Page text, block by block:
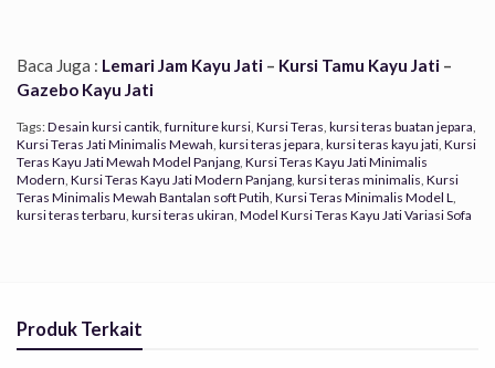
Baca Juga : Lemari Jam Kayu Jati – Kursi Tamu Kayu Jati –
Gazebo Kayu Jati
Tags:Desain kursi cantik, furniture kursi, Kursi Teras, kursi teras buatan jepara,
Kursi Teras Jati Minimalis Mewah, kursi teras jepara, kursi teras kayu jati, Kursi
Teras Kayu Jati Mewah Model Panjang, Kursi Teras Kayu Jati Minimalis
Modern, Kursi Teras Kayu Jati Modern Panjang, kursi teras minimalis, Kursi
Teras Minimalis Mewah Bantalan soft Putih, Kursi Teras Minimalis Model L,
kursi teras terbaru, kursi teras ukiran, Model Kursi Teras Kayu Jati Variasi Sofa
Produk Terkait